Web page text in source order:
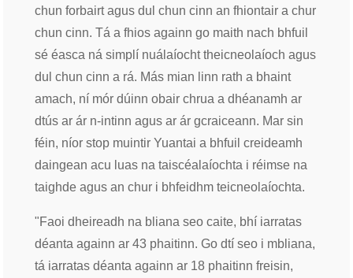
chun forbairt agus dul chun cinn an fhiontair a chur
chun cinn. Tá a fhios againn go maith nach bhfuil
sé éasca ná simplí nuálaíocht theicneolaíoch agus
dul chun cinn a rá. Más mian linn rath a bhaint
amach, ní mór dúinn obair chrua a dhéanamh ar
dtús ar ár n-intinn agus ar ár gcraiceann. Mar sin
féin, níor stop muintir Yuantai a bhfuil creideamh
daingean acu luas na taiscéalaíochta i réimse na
taighde agus an chur i bhfeidhm teicneolaíochta.
"Faoi dheireadh na bliana seo caite, bhí iarratas
déanta againn ar 43 phaitinn. Go dtí seo i mbliana,
tá iarratas déanta againn ar 18 phaitinn freisin,